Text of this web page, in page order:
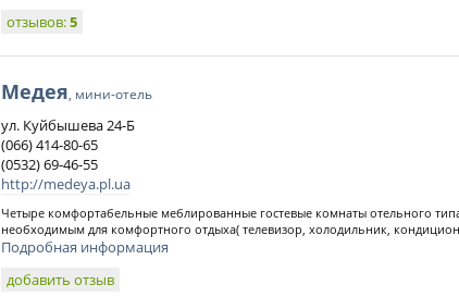
отзывов:5
Медея, мини-отель
ул. Куйбышева 24-Б
(066) 414-80-65
(0532) 69-46-55
http://medeya.pl.ua
Четыре комфортабельные меблированные гостевые комнаты отельного
необходимым для комфортного отдыха( телевизор, холодильник,
Подробная информация
добавить отзыв